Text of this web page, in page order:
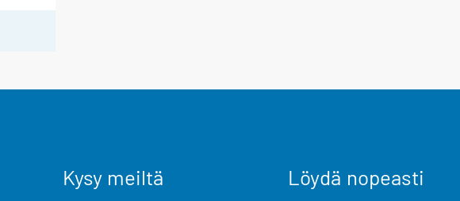
Kysy meiltä Löydä nopeasti